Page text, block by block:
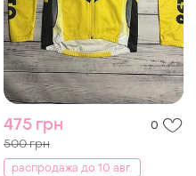
475 грн 0
500 грн
распродажа до 10 авг.